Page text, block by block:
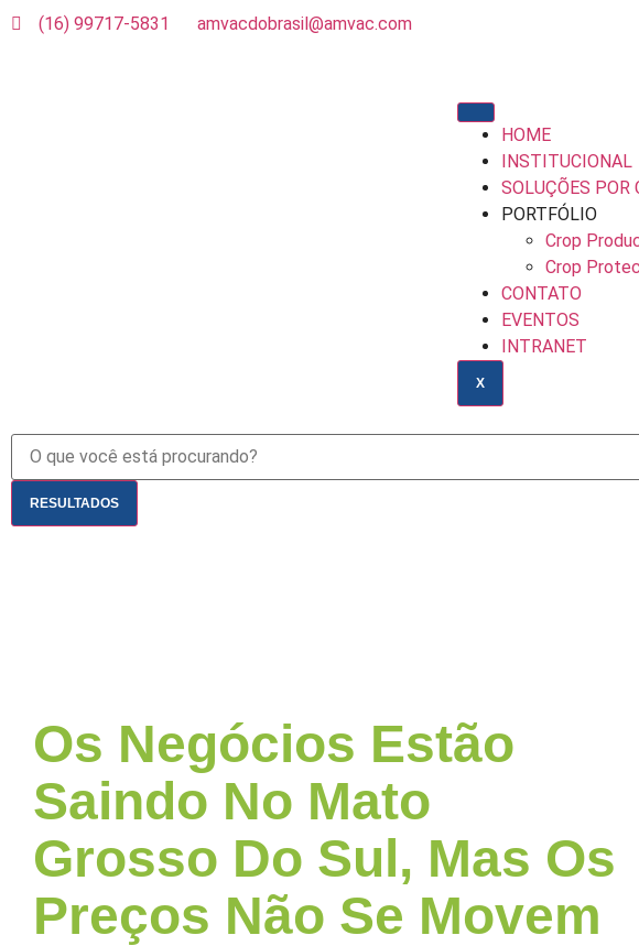
(16) 99717-5831 amvacdobrasil@amvac.com
HOME
INSTITUCIONAL
SOLUÇÕES POR
PORTFÓLIO
Crop
Crop
CONTATO
EVENTOS
INTRANET
X
RESULTADOS
Os Negócios Estão
Saindo No Mato
Grosso Do Sul, Mas Os
Preços Não Se Movem